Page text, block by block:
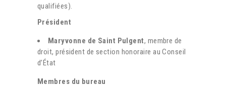
qualifiées).
Président
Maryvonne de Saint Pulgent, membre de
droit, président de section honoraire au Conseil
d’État
Membres du bureau